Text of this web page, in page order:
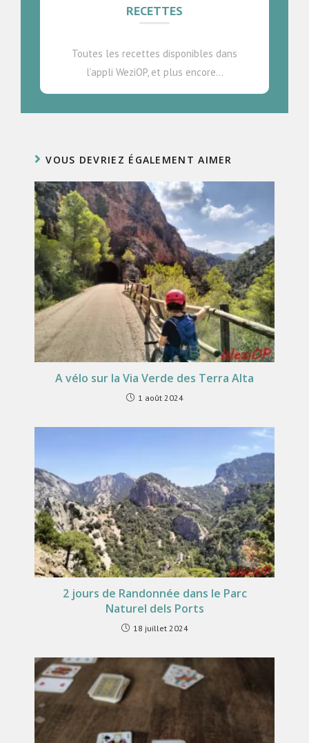
RECETTES
Toutes les recettes disponibles dans
l’appli WeziOP, et plus encore…
VOUS DEVRIEZ ÉGALEMENT AIMER
A vélo sur la Via Verde des Terra Alta
1 août 2024
2 jours de Randonnée dans le Parc
Naturel dels Ports
18 juillet 2024